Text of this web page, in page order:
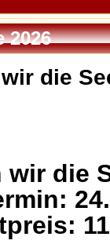
2026
die
wir die